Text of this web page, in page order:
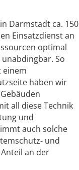
Darmstadt ca. 150
Einsatzdienst an
optimal
So
einem
haben wir
all diese Technik
und
auch solche
und
an der